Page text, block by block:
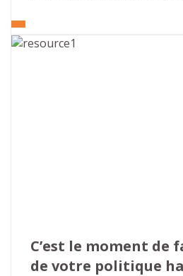
et apportait de
prise en compte du handicap
C’est le moment de
de votre politique